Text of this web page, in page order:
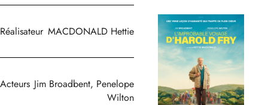
Réalisateur MACDONALD Hettie
Acteurs Jim Broadbent, Penelope
Wilton